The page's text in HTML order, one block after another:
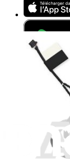
Je m'abonne à la
Apprenez quelque